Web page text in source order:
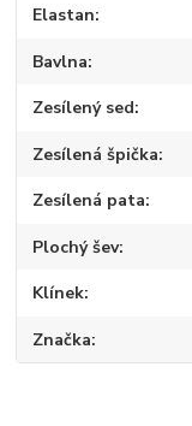
Elastan
Bavlna
Zesílený sed
Zesílená špička
Zesílená pata
Plochý šev
Klínek
Značka